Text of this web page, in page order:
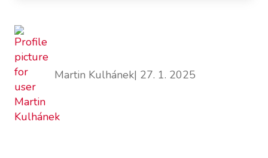
Martin Kulhánek| 27. 1. 2025